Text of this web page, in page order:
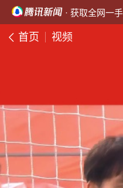
· 获取全网一
首页 视频